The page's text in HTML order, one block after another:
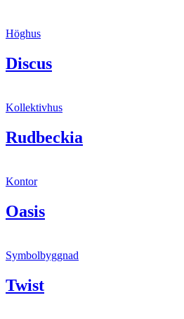
Höghus
Discus
Kollektivhus
Rudbeckia
Kontor
Oasis
Symbolbyggnad
Twist